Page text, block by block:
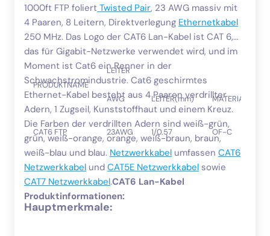
1000ft FTP foliert Twisted Pair, 23 AWG massiv mit
4 Paaren, 8 Leitern, Direktverlegung Ethernetkabel
250 MHz. Das Logo der CAT6 Lan-Kabel ist CAT 6,
das für Gigabit-Netzwerke verwendet wird, und im
Moment ist Cat6 ein Renner in der
Schwachstromindustrie. Cat6 geschirmtes
Ethernet-Kabel besteht aus 4 Paaren verdrillter
Adern, 1 Zugseil, Kunststoffhaut und einem Kreuz.
Die Farben der verdrillten Adern sind weiß-grün,
grün, weiß-orange, orange, weiß-braun, braun,
weiß-blau und blau. Netzwerkkabel umfassen CAT6
Netzwerkkabel und CAT5E Netzwerkkabel sowie
CAT7 Netzwerkkabel.CAT6 Lan-Kabel
Produktinformationen:
PRODUKTNAME
LEITER
AWG
LEITER(mm) MATERIAL
CAT6 FTP 23AWG 1/0.57 OF-C
Hauptmerkmale: